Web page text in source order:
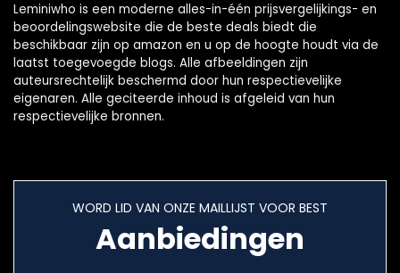
Leminiwho is een moderne alles-in-één prijsvergelijkings- en
beoordelingswebsite die de beste deals biedt die
beschikbaar zijn op amazon en u op de hoogte houdt via de
laatst toegevoegde blogs. Alle afbeeldingen zijn
auteursrechtelijk beschermd door hun respectievelijke
eigenaren. Alle geciteerde inhoud is afgeleid van hun
respectievelijke bronnen.
WORD LID VAN ONZE MAILLIJST VOOR BEST
Aanbiedingen